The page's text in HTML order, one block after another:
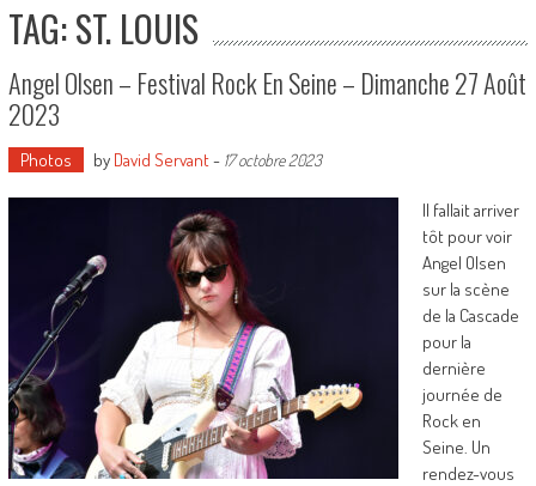
TAG: ST. LOUIS
Angel Olsen – Festival Rock En Seine – Dimanche 27 Août
2023
Photos by David Servant- 17 octobre 2023
Il fallait arriver
tôt pour voir
Angel Olsen
sur la scène
de la Cascade
pour la
dernière
journée de
Rock en
Seine. Un
rendez-vous